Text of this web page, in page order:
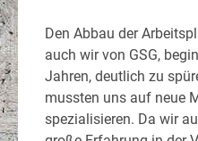
Den Abbau der
auch wir von GSG,
Jahren, deutlich zu
mussten uns auf neue
spezialisieren. Da wir